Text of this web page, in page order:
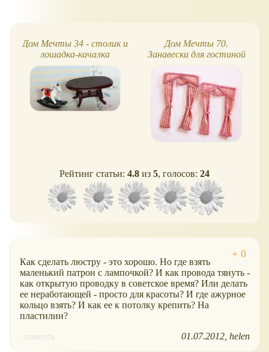
Дом Мечты 34 - столик и
лошадка-качалка
Дом Мечты 70.
Занавески для гостиной
Рейтинг статьи: 4.8 из 5, голосов: 24
Как сделать люстру - это хорошо. Но где взять
маленький патрон с лампочкой? И как провода тянуть -
как открытую проводку в советское время? Или делать
ее неработающей - просто для красоты? И где ажурное
кольцо взять? И как ее к потолку крепить? На
пластилин?
ответить 01.07.2012 helen